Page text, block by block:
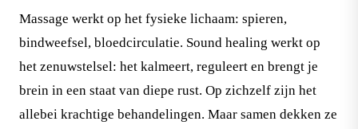
Massage werkt op het fysieke lichaam: spieren,
bindweefsel, bloedcirculatie. Sound healing werkt op
het zenuwstelsel: het kalmeert, reguleert en brengt je
brein in een staat van diepe rust. Op zichzelf zijn het
allebei krachtige behandelingen. Maar samen dekken ze